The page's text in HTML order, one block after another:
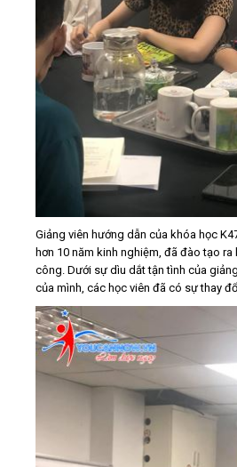
Giảng viên hướng dẫn của khóa học
hơn 10 năm kinh nghiệm, đã đào tạo
công. Dưới sự dìu dắt tận tình của
của mình, các học viên đã có sự thay